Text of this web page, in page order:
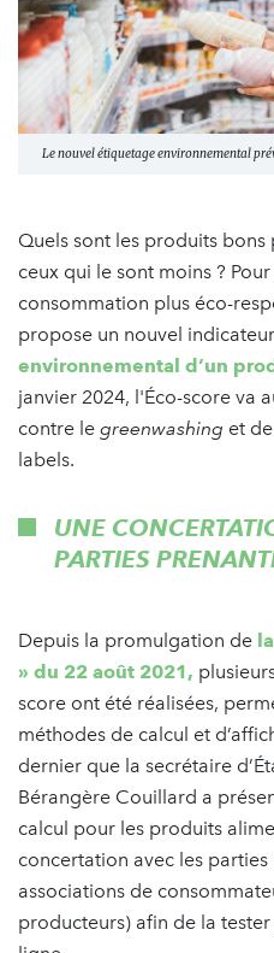
Le nouvel étiquetage environnemental
Quels sont les produits bons
ceux qui le sont moins ?
consommation plus éco-
propose un nouvel
environnemental d’un
janvier 2024, l'Éco-score va
contre le greenwashing et
labels.
UNE
PARTIES
Depuis la promulgation de
» du 22 août 2021,
score ont été réalisées,
méthodes de calcul et
dernier que la secrétaire
Bérangère Couillard a
calcul pour les produits
concertation avec les parties
associations de
producteurs) afin de la